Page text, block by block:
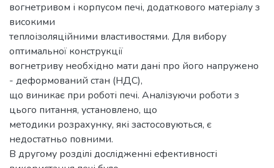
вогнетривом і корпусом печі, додаткового матеріалу з
високими
теплоізоляційними властивостями. Для вибору
оптимальної конструкції
вогнетриву необхідно мати дані про його напружено
- деформований стан (НДС),
що виникає при роботі печі. Аналізуючи роботи з
цього питання, установлено, що
методики розрахунку, які застосовуються, є
недостатньо повними.
В другому розділі дослідженні ефективності